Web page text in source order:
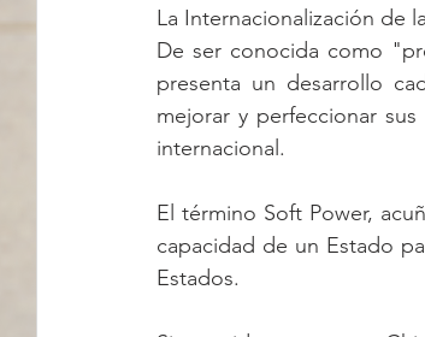
La Internacionalización de
De ser conocida como
presenta un desarrollo
mejorar y perfeccionar
internacional.
El término Soft Power,
capacidad de un Estado
Estados.